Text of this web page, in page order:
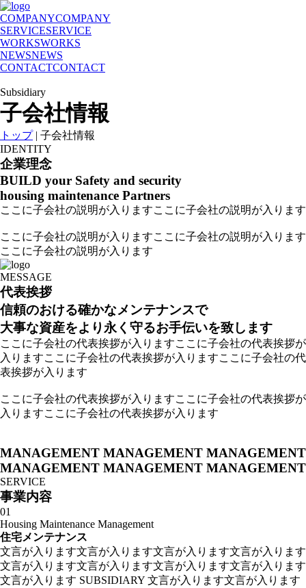
COMPANYCOMPANY
SERVICESERVICE
WORKSWORKS
NEWSNEWS
CONTACTCONTACT
Subsidiary
子会社情報
トップ| 子会社情報
IDENTITY
企業理念
BUILD your Safety and security
housing maintenance Partners
ここに子会社の説明が入りますここに子会社の説明が入ります
ここに子会社の説明が入りますここに子会社の説明が入ります
ここに子会社の説明が入ります
MESSAGE
代表挨拶
信頼のおける確かなメンテナンスで
大事な資産をより永く守るお手伝いを致します
ここに子会社の代表挨拶が入りますここに子会社の代表挨拶が
入りますここに子会社の代表挨拶が入りますここに子会社の代
表挨拶が入ります
ここに子会社の代表挨拶が入りますここに子会社の代表挨拶が
入りますここに子会社の代表挨拶が入ります
MANAGEMENT MANAGEMENT MANAGEMENT
MANAGEMENT MANAGEMENT MANAGEMENT
SERVICE
事業内容
01
Housing Maintenance Management
住宅メ ンテナンス
文言が入ります文言が入ります文言が入ります文言が入ります
文言が入ります文言が入ります文言が入ります文言が入ります
文言が入ります SUBSIDIARY 文言が入ります文言が入ります